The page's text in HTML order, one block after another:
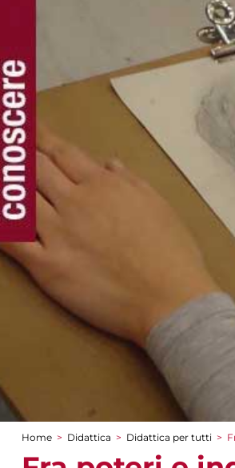
Tu sei qui
Home > Didattica > Didattica per tutti >